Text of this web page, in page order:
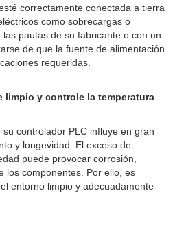
correctamente conectada a tierra
como sobrecargas o
pautas de su fabricante o con un
de que la fuente de alimentación
requeridas.
limpio y controle la temperatura
controlador PLC influye en gran
y longevidad. El exceso de
puede provocar corrosión,
los componentes. Por ello, es
entorno limpio y adecuadamente